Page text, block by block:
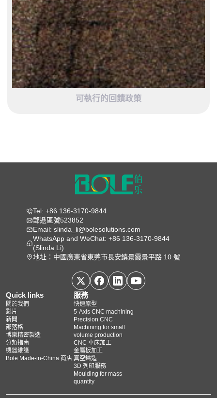
可執行的回饋政策
Tel: +86 136-3170-9844
郵遞區號523852
Email: slinda_li@bolesolutions.com
WhatsApp and WeChat: +86 136-3170-9844
(Slinda Li)
地址：中國廣東省東莞市長安鎮景霞景平路 10 號
Quick links
關於我們
影片
新聞
部落格
博樂精密製造
分類指南
機器維護
Bole Made-in-China 商店
服務
快速原型
5‑Axis CNC machining
Precision CNC
Machining for small
volume production
CNC 車床加工
金屬板加工
真空鑄造
3D 列印服務
Moulding for mass
quantity